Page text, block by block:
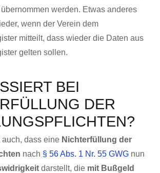
werden. Etwas anderes
wenn der Verein dem
mitteilt, dass wieder die Daten aus
gelten sollen.
BEI
DER
dass eine Nichterfüllung der
nach § 56 Abs. 1 Nr. 55 GWGnun
darstellt, die mit Bußgeld